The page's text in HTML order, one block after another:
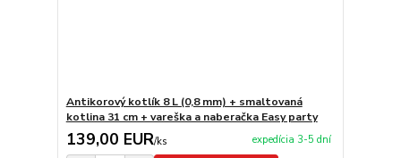
Antikorový kotlík 8 L (0,8 mm) + smaltovaná
kotlina 31 cm + vareška a naberačka Easy party
139,00 EUR/ks expedícia 3-5 dní